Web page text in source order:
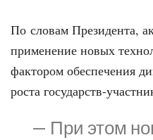
По словам Президента,
применение новых
фактором обеспечения
роста государств-
— При этом